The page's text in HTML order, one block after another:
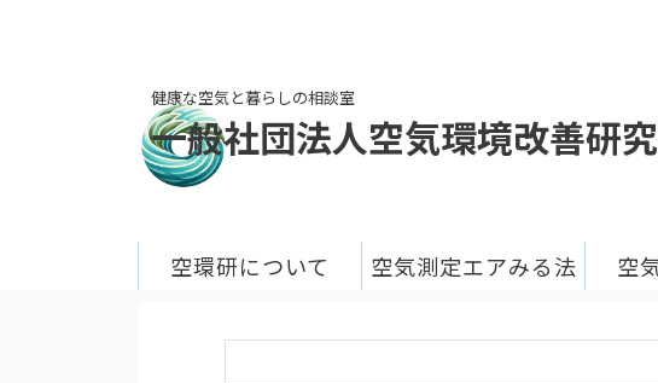
健康な空気と暮らしの相談室
一般社団法人空気環境改善研
空環研について 空気測定エアみる法 空